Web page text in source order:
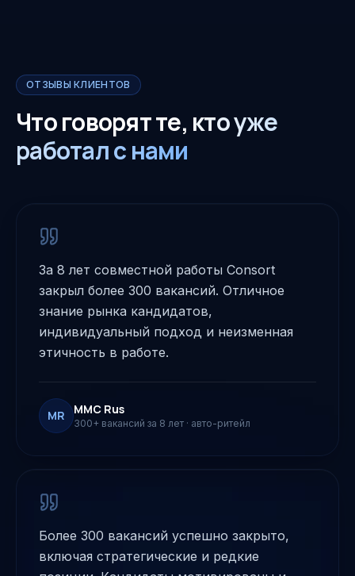
ОТЗЫВЫ КЛИЕНТОВ
Что говорят те, кто уже
работал с нами
За 8 лет совместной работы Consort
закрыл более 300 вакансий. Отличное
знание рынка кандидатов,
индивидуальный подход и неизменная
этичность в работе.
MR MMC Rus
300+ вакансий за 8 лет · авто-ритейл
Более 300 вакансий успешно закрыто,
включая стратегические и редкие